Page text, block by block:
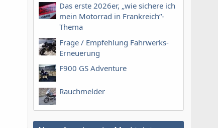
Das erste 2026er, „wie sichere ich
mein Motorrad in Frankreich“-
Thema
Frage / Empfehlung Fahrwerks-
Erneuerung
F900 GS Adventure
Rauchmelder